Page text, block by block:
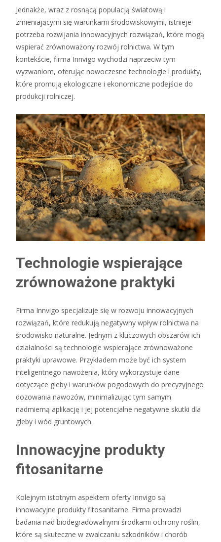
Jednakże, wraz z rosnącą populacją światową i
zmieniającymi się warunkami środowiskowymi, istnieje
potrzeba rozwijania innowacyjnych rozwiązań, które mogą
wspierać zrównoważony rozwój rolnictwa. W tym
kontekście, firma Innvigo wychodzi naprzeciw tym
wyzwaniom, oferując nowoczesne technologie i produkty,
które promują ekologiczne i ekonomiczne podejście do
produkcji rolniczej.
Technologie wspierające
zrównoważone praktyki
Firma Innvigo specjalizuje się w rozwoju innowacyjnych
rozwiązań, które redukują negatywny wpływ rolnictwa na
środowisko naturalne. Jednym z kluczowych obszarów ich
działalności są technologie wspierające zrównoważone
praktyki uprawowe. Przykładem może być ich system
inteligentnego nawożenia, który wykorzystuje dane
dotyczące gleby i warunków pogodowych do precyzyjnego
dozowania nawozów, minimalizując tym samym
nadmierną aplikację i jej potencjalne negatywne skutki dla
gleby i wód gruntowych.
Innowacyjne produkty
fitosanitarne
Kolejnym istotnym aspektem oferty Innvigo są
innowacyjne produkty fitosanitarne. Firma prowadzi
badania nad biodegradowalnymi środkami ochrony roślin,
które są skuteczne w zwalczaniu szkodników i chorób